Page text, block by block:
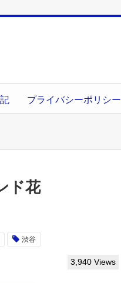
プライバシーポリシー
ド花
渋谷
3,940 Views